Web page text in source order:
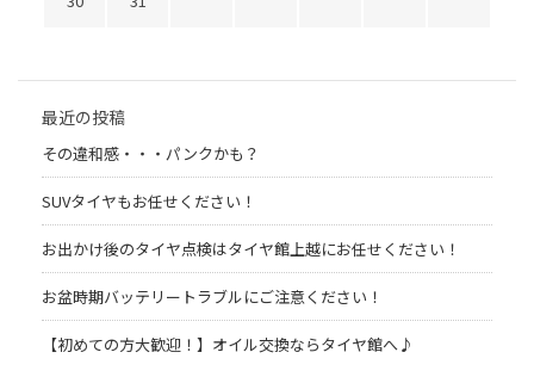
最近の投稿
その違和感・・・パンクかも？
SUVタイヤもお任せください！
お出かけ後のタイヤ点検はタイヤ館上越にお任せください！
お盆時期バッテリートラブルにご注意ください！
【初めての方大歓迎！】オイル交換ならタイヤ館へ♪